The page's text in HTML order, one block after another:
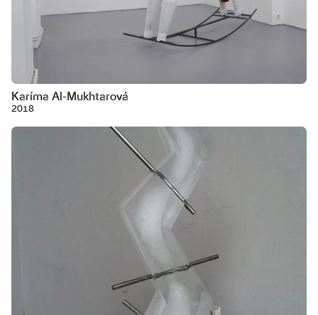
Karíma Al-Mukhtarová
2018